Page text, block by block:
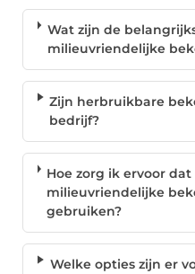
Wat zijn de
milieuvriendelijke
Zijn herbruikbare
bedrijf?
Hoe zorg ik ervoor
milieuvriendelijke
gebruiken?
Welke opties zijn er